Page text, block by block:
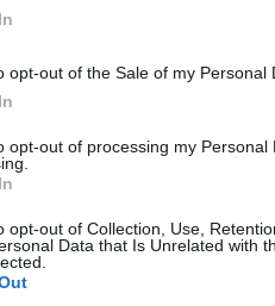
opt-out of the Sale of my Personal
opt-out of processing my Personal
opt-out of Collection, Use,
Data that Is Unrelated with
rimasto a lungo sul
bianco.
Mantella: «Non
era una persona
quella che lo ha
sapranno valutare la
che per quanto mi